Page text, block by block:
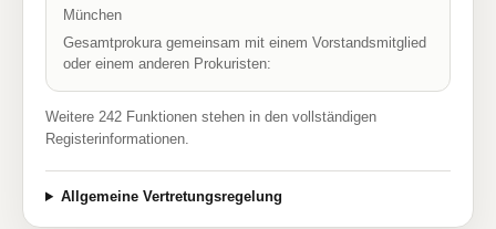
München
Gesamtprokura gemeinsam mit einem Vorstandsmitglied
oder einem anderen Prokuristen:
Weitere 242 Funktionen stehen in den vollständigen
Registerinformationen.
Allgemeine Vertretungsregelung